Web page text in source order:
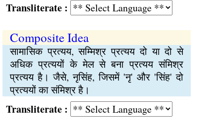
:
Composite Idea
सामासिक प्रत्यय, सम्मिश्र प्रत्यय दो या दो से
अधिक प्रत्ययों के मेल से बना प्रत्यय संमिश्र
प्रत्यय है। जैसे, नृसिंह, जिसमें 'नृ' और 'सिंह' दो
प्रत्ययों का संमिश्र है।
: